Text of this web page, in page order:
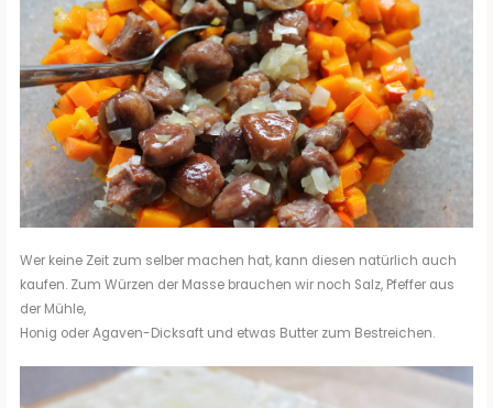
Wer keine Zeit zum selber machen hat, kann diesen natürlich auch
kaufen. Zum Würzen der Masse brauchen wir noch Salz, Pfeffer aus
der Mühle,
Honig oder Agaven-Dicksaft und etwas Butter zum Bestreichen.